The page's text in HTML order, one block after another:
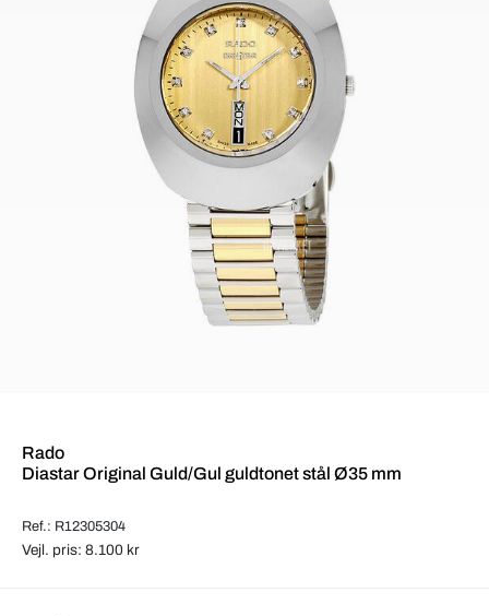
Rado
Diastar Original Guld/Gul guldtonet stål Ø35 mm
Ref.: R12305304
Vejl. pris: 8.100 kr